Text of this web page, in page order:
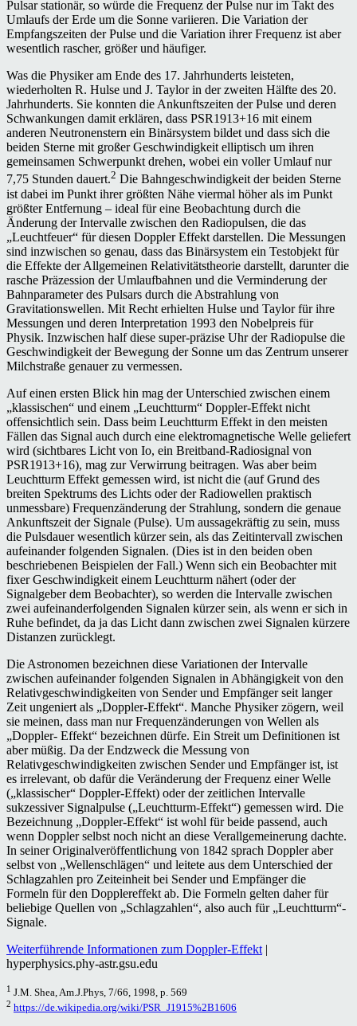
Pulsar stationär, so würde die Frequenz der Pulse nur im Takt des
Umlaufs der Erde um die Sonne variieren. Die Variation der
Empfangszeiten der Pulse und die Variation ihrer Frequenz ist aber
wesentlich rascher, größer und häufiger.
Was die Physiker am Ende des 17. Jahrhunderts leisteten,
wiederholten R. Hulse und J. Taylor in der zweiten Hälfte des 20.
Jahrhunderts. Sie konnten die Ankunftszeiten der Pulse und deren
Schwankungen damit erklären, dass PSR1913+16 mit einem
anderen Neutronenstern ein Binärsystem bildet und dass sich die
beiden Sterne mit großer Geschwindigkeit elliptisch um ihren
gemeinsamen Schwerpunkt drehen, wobei ein voller Umlauf nur
7,75 Stunden dauert.2 Die Bahngeschwindigkeit der beiden Sterne
ist dabei im Punkt ihrer größten Nähe viermal höher als im Punkt
größter Entfernung – ideal für eine Beobachtung durch die
Änderung der Intervalle zwischen den Radiopulsen, die das
„Leuchtfeuer“ für diesen Doppler Effekt darstellen. Die Messungen
sind inzwischen so genau, dass das Binärsystem ein Testobjekt für
die Effekte der Allgemeinen Relativitätstheorie darstellt, darunter die
rasche Präzession der Umlaufbahnen und die Verminderung der
Bahnparameter des Pulsars durch die Abstrahlung von
Gravitationswellen. Mit Recht erhielten Hulse und Taylor für ihre
Messungen und deren Interpretation 1993 den Nobelpreis für
Physik. Inzwischen half diese super-präzise Uhr der Radiopulse die
Geschwindigkeit der Bewegung der Sonne um das Zentrum unserer
Milchstraße genauer zu vermessen.
Auf einen ersten Blick hin mag der Unterschied zwischen einem
„klassischen“ und einem „Leuchtturm“ Doppler-Effekt nicht
offensichtlich sein. Dass beim Leuchtturm Effekt in den meisten
Fällen das Signal auch durch eine elektromagnetische Welle geliefert
wird (sichtbares Licht von Io, ein Breitband-Radiosignal von
PSR1913+16), mag zur Verwirrung beitragen. Was aber beim
Leuchtturm Effekt gemessen wird, ist nicht die (auf Grund des
breiten Spektrums des Lichts oder der Radiowellen praktisch
unmessbare) Frequenzänderung der Strahlung, sondern die genaue
Ankunftszeit der Signale (Pulse). Um aussagekräftig zu sein, muss
die Pulsdauer wesentlich kürzer sein, als das Zeitintervall zwischen
aufeinander folgenden Signalen. (Dies ist in den beiden oben
beschriebenen Beispielen der Fall.) Wenn sich ein Beobachter mit
fixer Geschwindigkeit einem Leuchtturm nähert (oder der
Signalgeber dem Beobachter), so werden die Intervalle zwischen
zwei aufeinanderfolgenden Signalen kürzer sein, als wenn er sich in
Ruhe befindet, da ja das Licht dann zwischen zwei Signalen kürzere
Distanzen zurücklegt.
Die Astronomen bezeichnen diese Variationen der Intervalle
zwischen aufeinander folgenden Signalen in Abhängigkeit von den
Relativgeschwindigkeiten von Sender und Empfänger seit langer
Zeit ungeniert als „Doppler-Effekt“. Manche Physiker zögern, weil
sie meinen, dass man nur Frequenzänderungen von Wellen als
„Doppler- Effekt“ bezeichnen dürfe. Ein Streit um Definitionen ist
aber müßig. Da der Endzweck die Messung von
Relativgeschwindigkeiten zwischen Sender und Empfänger ist, ist
es irrelevant, ob dafür die Veränderung der Frequenz einer Welle
(„klassischer“ Doppler-Effekt) oder der zeitlichen Intervalle
sukzessiver Signalpulse („Leuchtturm-Effekt“) gemessen wird. Die
Bezeichnung „Doppler-Effekt“ ist wohl für beide passend, auch
wenn Doppler selbst noch nicht an diese Verallgemeinerung dachte.
In seiner Originalveröffentlichung von 1842 sprach Doppler aber
selbst von „Wellenschlägen“ und leitete aus dem Unterschied der
Schlagzahlen pro Zeiteinheit bei Sender und Empfänger die
Formeln für den Dopplereffekt ab. Die Formeln gelten daher für
beliebige Quellen von „Schlagzahlen“, also auch für „Leuchtturm“-
Signale.
Weiterführende Informationen zum Doppler-Effekt |
hyperphysics.phy-astr.gsu.edu
1 J.M. Shea, Am.J.Phys, 7/66, 1998, p. 569
2 https://de.wikipedia.org/wiki/PSR_J1915%2B1606